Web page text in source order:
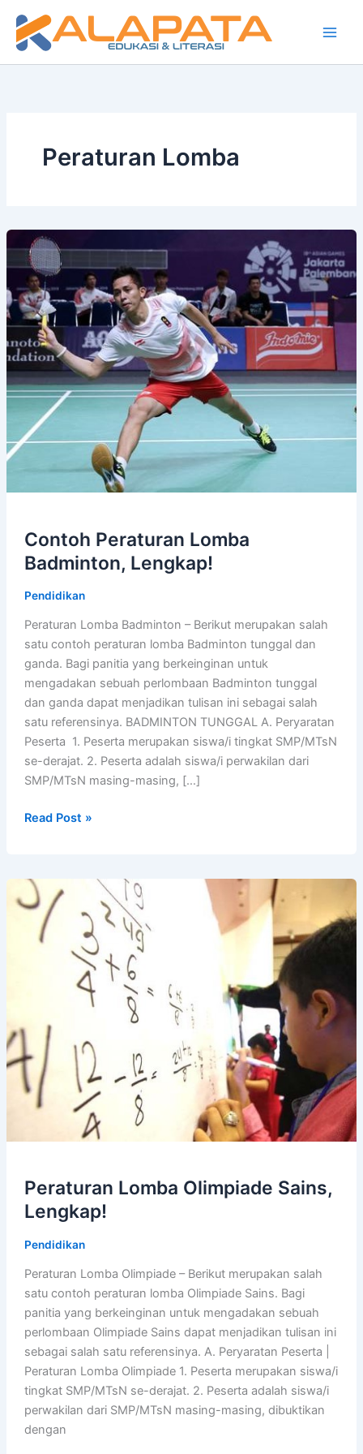
konten
Peraturan Lomba
Contoh Peraturan Lomba
Badminton, Lengkap!
Pendidikan
Peraturan Lomba Badminton – Berikut merupakan salah
satu contoh peraturan lomba Badminton tunggal dan
ganda. Bagi panitia yang berkeinginan untuk
mengadakan sebuah perlombaan Badminton tunggal
dan ganda dapat menjadikan tulisan ini sebagai salah
satu referensinya. BADMINTON TUNGGAL A. Peryaratan
Peserta 1. Peserta merupakan siswa/i tingkat SMP/MTsN
se-derajat. 2. Peserta adalah siswa/i perwakilan dari
SMP/MTsN masing-masing, […]
Contoh
Badminton,
Lengkap!
Read Post »
Peraturan Lomba Olimpiade Sains,
Lengkap!
Pendidikan
Peraturan Lomba Olimpiade – Berikut merupakan salah
satu contoh peraturan lomba Olimpiade Sains. Bagi
panitia yang berkeinginan untuk mengadakan sebuah
perlombaan Olimpiade Sains dapat menjadikan tulisan ini
sebagai salah satu referensinya. A. Peryaratan Peserta |
Peraturan Lomba Olimpiade 1. Peserta merupakan siswa/i
tingkat SMP/MTsN se-derajat. 2. Peserta adalah siswa/i
perwakilan dari SMP/MTsN masing-masing, dibuktikan
dengan